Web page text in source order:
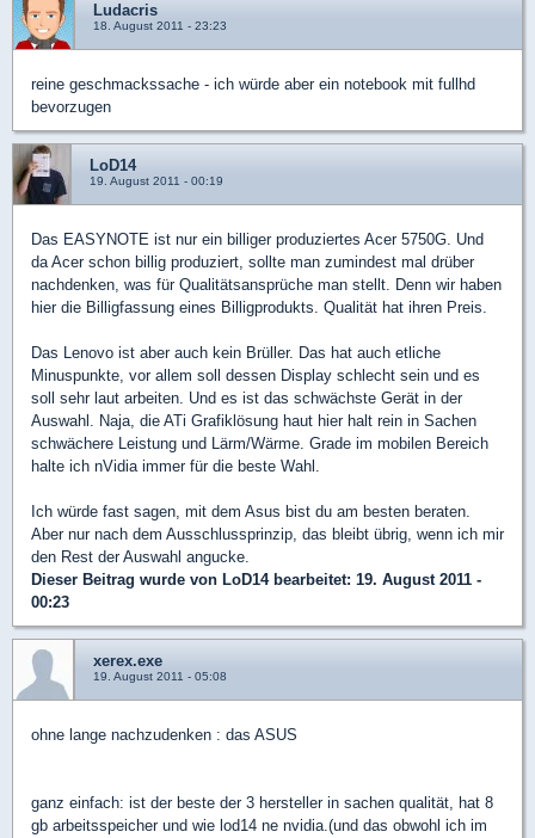
Ludacris
18. August 2011 - 23:23
reine geschmackssache - ich würde aber ein notebook mit fullhd
bevorzugen
LoD14
19. August 2011 - 00:19
Das EASYNOTE ist nur ein billiger produziertes Acer 5750G. Und
da Acer schon billig produziert, sollte man zumindest mal drüber
nachdenken, was für Qualitätsansprüche man stellt. Denn wir haben
hier die Billigfassung eines Billigprodukts. Qualität hat ihren Preis.
Das Lenovo ist aber auch kein Brüller. Das hat auch etliche
Minuspunkte, vor allem soll dessen Display schlecht sein und es
soll sehr laut arbeiten. Und es ist das schwächste Gerät in der
Auswahl. Naja, die ATi Grafiklösung haut hier halt rein in Sachen
schwächere Leistung und Lärm/Wärme. Grade im mobilen Bereich
halte ich nVidia immer für die beste Wahl.
Ich würde fast sagen, mit dem Asus bist du am besten beraten.
Aber nur nach dem Ausschlussprinzip, das bleibt übrig, wenn ich mir
den Rest der Auswahl angucke.
Dieser Beitrag wurde von LoD14bearbeitet: 19. August 2011 -
00:23
xerex.exe
19. August 2011 - 05:08
ohne lange nachzudenken : das ASUS
ganz einfach: ist der beste der 3 hersteller in sachen qualität, hat 8
gb arbeitsspeicher und wie lod14 ne nvidia.(und das obwohl ich im